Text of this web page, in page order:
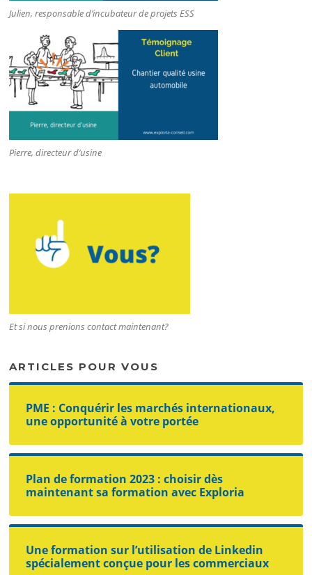
Julien, responsable d’incubateur de projets ESS
Pierre, directeur d’usine
Et si nous prenions contact maintenant?
ARTICLES POUR VOUS
PME : Conquérir les marchés internationaux,
une opportunité à votre portée
Plan de formation 2023 : choisir dès
maintenant sa formation avec Exploria
Une formation sur l’utilisation de Linkedin
spécialement conçue pour les commerciaux